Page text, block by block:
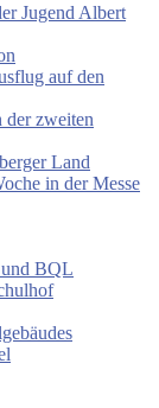
Jugend Albert
auf den
der zweiten
Land
in der Messe
BQL